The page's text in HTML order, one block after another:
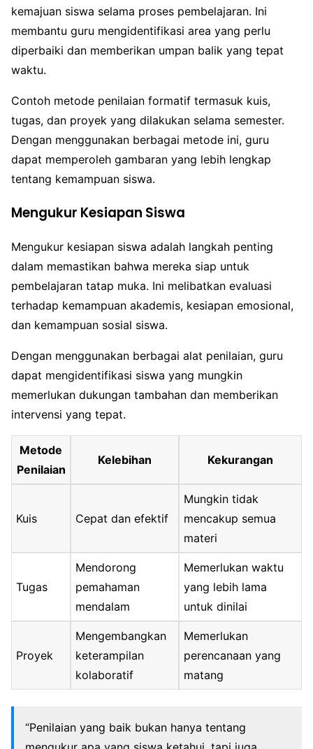
kemajuan siswa selama proses pembelajaran. Ini
membantu guru mengidentifikasi area yang perlu
diperbaiki dan memberikan umpan balik yang tepat
waktu.
Contoh metode penilaian formatif termasuk kuis,
tugas, dan proyek yang dilakukan selama semester.
Dengan menggunakan berbagai metode ini, guru
dapat memperoleh gambaran yang lebih lengkap
tentang kemampuan siswa.
Mengukur Kesiapan Siswa
Mengukur kesiapan siswa adalah langkah penting
dalam memastikan bahwa mereka siap untuk
pembelajaran tatap muka. Ini melibatkan evaluasi
terhadap kemampuan akademis, kesiapan emosional,
dan kemampuan sosial siswa.
Dengan menggunakan berbagai alat penilaian, guru
dapat mengidentifikasi siswa yang mungkin
memerlukan dukungan tambahan dan memberikan
intervensi yang tepat.
Metode
Penilaian
Kelebihan Kekurangan
Kuis Cepat dan efektif
Mungkin tidak
mencakup semua
materi
Tugas
Mendorong
pemahaman
mendalam
Memerlukan waktu
yang lebih lama
untuk dinilai
Proyek
Mengembangkan
keterampilan
kolaboratif
Memerlukan
perencanaan yang
matang
“Penilaian yang baik bukan hanya tentang